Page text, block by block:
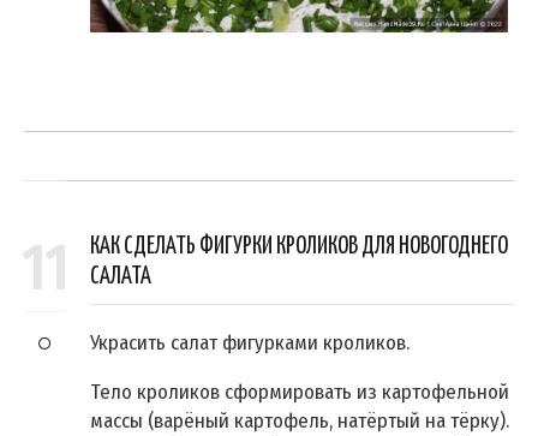
11
КАК СДЕЛАТЬ ФИГУРКИ КРОЛИКОВ ДЛЯ НОВОГОДНЕГО
САЛАТА
Украсить салат фигурками кроликов.
Тело кроликов сформировать из картофельной
массы (варёный картофель, натёртый на тёрку).